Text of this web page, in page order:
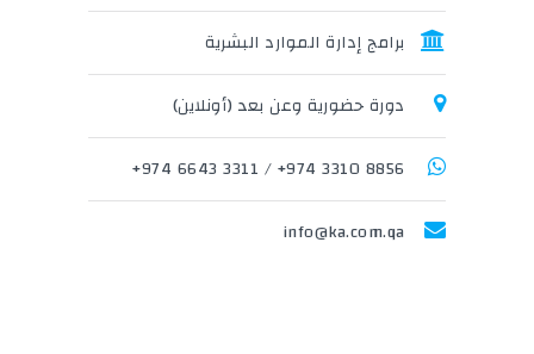
برامج إدارة الموارد البشرية
دورة حضورية وعن بعد (أونلاين)
8856 3310 974+
/
3311 6643 974+
info@ka.com.qa